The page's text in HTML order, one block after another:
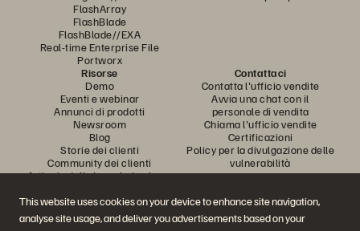
This website uses cookies on your device to enhance site navigation,
analyse site usage, and deliver you advertisements based on your
FlashArray
FlashBlade
FlashBlade//EXA
Real-time Enterprise File
Portworx
Risorse
Demo
Eventi e webinar
Annunci di prodotti
Newsroom
Blog
Storie dei clienti
Community dei clienti
Articolo della knowledge base
Contattaci
Contatta l'ufficio vendite
Avvia una chat con il
personale di vendita
Chiama l'ufficio vendite
Certificazioni
Policy per la divulgazione delle
vulnerabilità
Partecipa alla conversazione